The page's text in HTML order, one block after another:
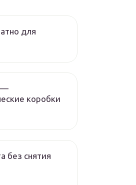
для
—
коробки
без снятия